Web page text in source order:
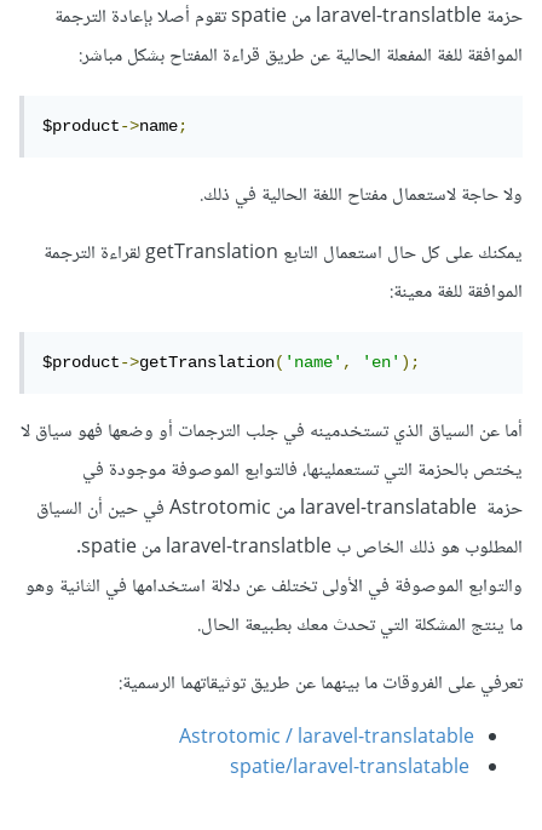
حزمة laravel-translatble من spatie تقوم أصلا بإعادة الترجمة
الموافقة للغة المفعلة الحالية عن طريق قراءة المفتاح بشكل مباشر:
$product->name;
ولا حاجة لاستعمال مفتاح اللغة الحالية في ذلك.
يمكنك على كل حال استعمال التابع getTranslation لقراءة الترجمة
الموافقة للغة معينة:
$product->getTranslation('name', 'en');
أما عن السياق الذي تستخدمينه في جلب الترجمات أو وضعها فهو سياق لا
يختص بالحزمة التي تستعملينها، فالتوابع الموصوفة موجودة في
حزمة laravel-translatable من Astrotomic في حين أن السياق
المطلوب هو ذلك الخاص ب laravel-translatble من spatie.
والتوابع الموصوفة في الأولى تختلف عن دلالة استخدامها في الثانية وهو
ما ينتج المشكلة التي تحدث معك بطبيعة الحال.
تعرفي على الفروقات ما بينهما عن طريق توثيقاتهما الرسمية:
Astrotomic / laravel-translatable
spatie/laravel-translatable